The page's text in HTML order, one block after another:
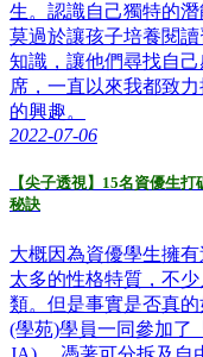
生。認識自己獨特的
莫過於讓孩子培養閱
知識，讓他們尋找自
席，一直以來我都致
的興趣。
2022-07-06
【尖子透視】15名資優生
秘訣
大概因為資優學生擁
太多的性格特質，不
類。但是事實是否真
(學苑)學員一同參加了